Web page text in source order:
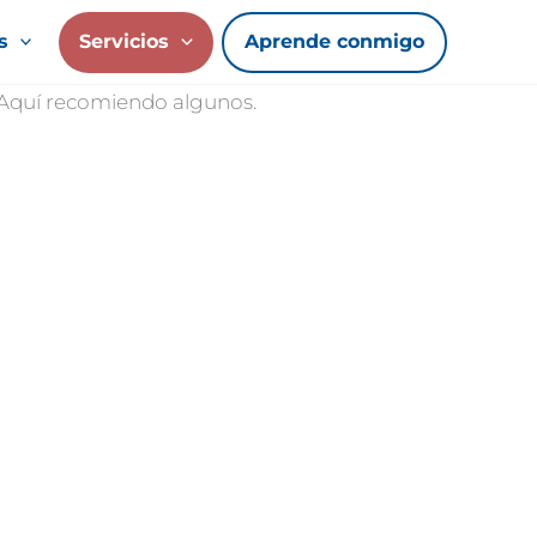
Servicios Aprende conmigo
recomiendo algunos.